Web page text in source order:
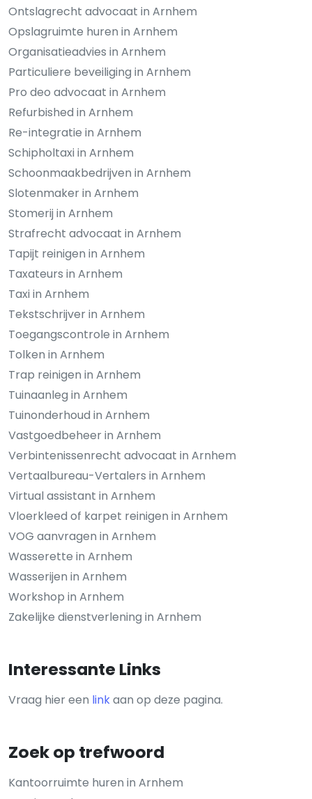
Ontslagrecht advocaat in Arnhem
Opslagruimte huren in Arnhem
Organisatieadvies in Arnhem
Particuliere beveiliging in Arnhem
Pro deo advocaat in Arnhem
Refurbished in Arnhem
Re-integratie in Arnhem
Schipholtaxi in Arnhem
Schoonmaakbedrijven in Arnhem
Slotenmaker in Arnhem
Stomerij in Arnhem
Strafrecht advocaat in Arnhem
Tapijt reinigen in Arnhem
Taxateurs in Arnhem
Taxi in Arnhem
Tekstschrijver in Arnhem
Toegangscontrole in Arnhem
Tolken in Arnhem
Trap reinigen in Arnhem
Tuinaanleg in Arnhem
Tuinonderhoud in Arnhem
Vastgoedbeheer in Arnhem
Verbintenissenrecht advocaat in Arnhem
Vertaalbureau-Vertalers in Arnhem
Virtual assistant in Arnhem
Vloerkleed of karpet reinigen in Arnhem
VOG aanvragen in Arnhem
Wasserette in Arnhem
Wasserijen in Arnhem
Workshop in Arnhem
Zakelijke dienstverlening in Arnhem
Interessante Links
Vraag hier een linkaan op deze pagina.
Zoek op trefwoord
Kantoorruimte huren in Arnhem